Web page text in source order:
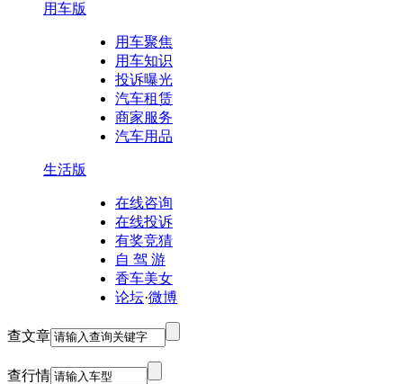
用车版
用车聚焦
用车知识
投诉曝光
汽车租赁
商家服务
汽车用品
生活版
在线咨询
在线投诉
有奖竞猜
自 驾 游
香车美女
论坛·微博
查文章
查行情